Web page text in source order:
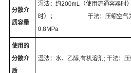
分散介
质容量
湿法：约200mL（使用流通容器时
时） ； 干法：压缩空气
0.8MPa
使用的
分散介
质
湿法：水、乙醇,有机溶剂 ;干法：